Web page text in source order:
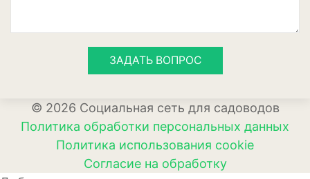
Облепиха
Слива
ЗАДАТЬ ВОПРОС
© 2026 Социальная сеть для садоводов
Политика обработки персональных данных
Политика использования cookie
Согласие на обработку